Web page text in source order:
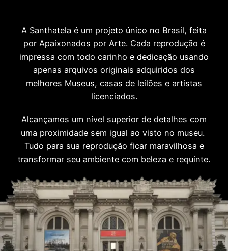
A Santhatela é um projeto único no Brasil, feita
por Apaixonados por Arte. Cada reprodução é
impressa com todo carinho e dedicação usando
apenas arquivos originais adquiridos dos
melhores Museus, casas de leilões e artistas
licenciados.
Alcançamos um nível superior de detalhes com
uma proximidade sem igual ao visto no museu.
Tudo para sua reprodução ficar maravilhosa e
transformar seu ambiente com beleza e requinte.